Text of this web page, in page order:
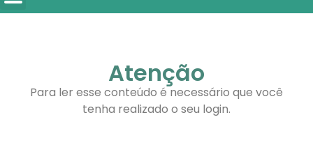
Atenção
Para ler esse conteúdo é necessário que você
tenha realizado o seu login.